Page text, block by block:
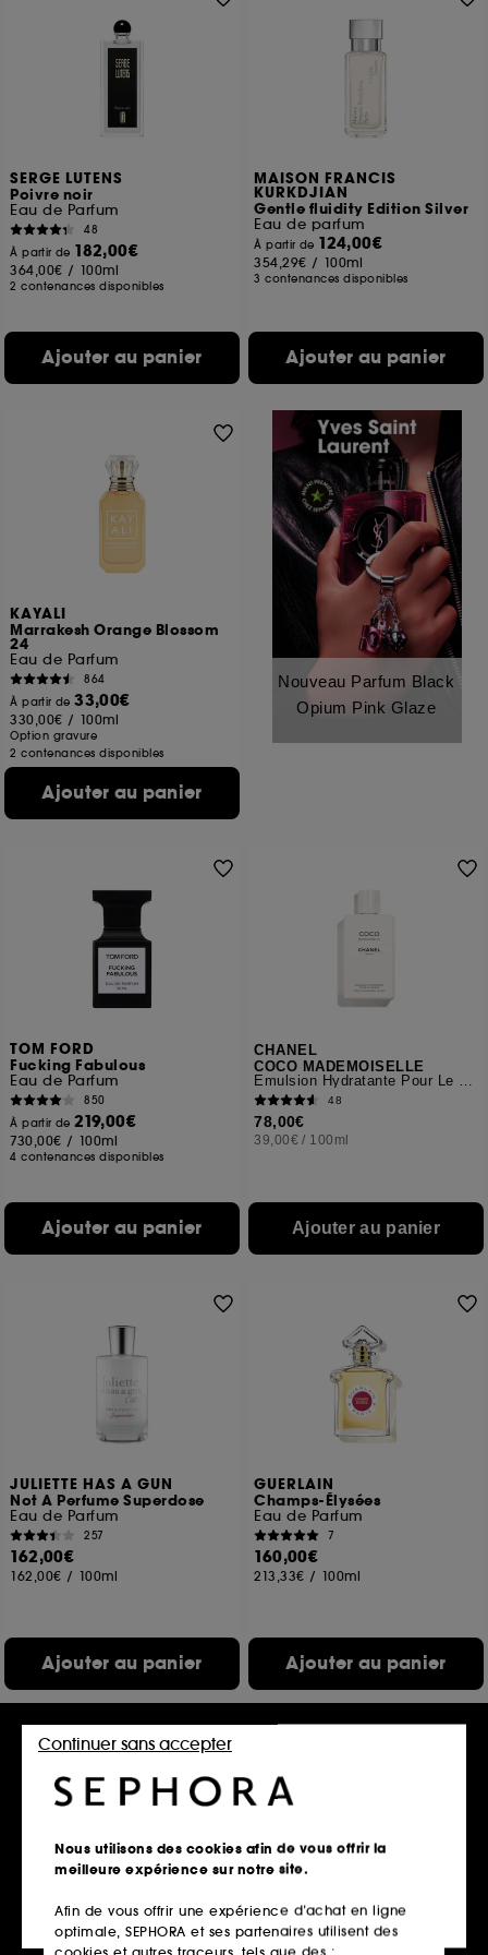
SERGE LUTENS
Poivre noir
Eau de Parfum
48
À partir de 182,00€
364,00€ / 100ml
2 contenances disponibles
Ajouter au panier
MAISON FRANCIS
KURKDJIAN
Gentle fluidity Edition Silver
Eau de parfum
À partir de 124,00€
354,29€ / 100ml
3 contenances disponibles
Ajouter au panier
KAYALI
Marrakesh Orange Blossom
24
Eau de Parfum
864
À partir de33,00€
330,00€ / 100ml
Option gravure
2 contenances disponibles
Ajouter au panier
Nouveau Parfum Black
Opium Pink Glaze
TOM FORD
Fucking Fabulous
Eau de Parfum
850
À partir de219,00€
730,00€ / 100ml
4 contenances disponibles
Ajouter au panier
CHANEL
COCO MADEMOISELLE
Émulsion Hydratante Pour Le Corps
48
78,00€
39,00€ / 100ml
Ajouter au panier
JULIETTE HAS A GUN
Not A Perfume Superdose
Eau de Parfum
257
162,00€
162,00€ / 100ml
Ajouter au panier
GUERLAIN
Champs-Élysées
Eau de Parfum
7
160,00€
213,33€ / 100ml
Ajouter au panier
KENZO
KENZO CA SENT BEAU
Eau de Toilette
Offre fidélité web
PRADA
Infusion d'Iris
Eau de Parfum
Nous utilisons des cookies afin de vous offrir la
meilleure expérience sur notre site.
Afin de vous offrir une expérience d’achat en ligne
optimale, SEPHORA et ses partenaires utilisent des
cookies et autres traceurs, tels que des :
Continuer sans accepter